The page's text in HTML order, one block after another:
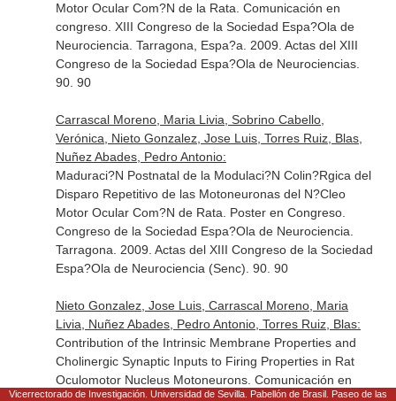
Motor Ocular Com?N de la Rata. Comunicación en
congreso. XIII Congreso de la Sociedad Espa?Ola de
Neurociencia. Tarragona, Espa?a. 2009. Actas del XIII
Congreso de la Sociedad Espa?Ola de Neurociencias.
90. 90
Carrascal Moreno, Maria Livia, Sobrino Cabello,
Verónica, Nieto Gonzalez, Jose Luis, Torres Ruiz, Blas,
Nuñez Abades, Pedro Antonio:
Maduraci?N Postnatal de la Modulaci?N Colin?Rgica del
Disparo Repetitivo de las Motoneuronas del N?Cleo
Motor Ocular Com?N de Rata. Poster en Congreso.
Congreso de la Sociedad Espa?Ola de Neurociencia.
Tarragona. 2009. Actas del XIII Congreso de la Sociedad
Espa?Ola de Neurociencia (Senc). 90. 90
Nieto Gonzalez, Jose Luis, Carrascal Moreno, Maria
Livia, Nuñez Abades, Pedro Antonio, Torres Ruiz, Blas:
Contribution of the Intrinsic Membrane Properties and
Cholinergic Synaptic Inputs to Firing Properties in Rat
Oculomotor Nucleus Motoneurons. Comunicación en
Vicerrectorado de Investigación. Universidad de Sevilla. Pabellón de Brasil. Paseo de las